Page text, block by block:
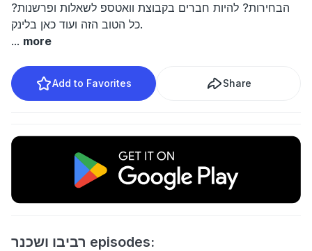
הבחירות? להיות חברים בקבוצת וואטספ לשאלות ופרשנות?
כל הטוב הזה ועוד כאן בלינק.
... more
Add to Favorites Share
רביבו ושכנר episodes: